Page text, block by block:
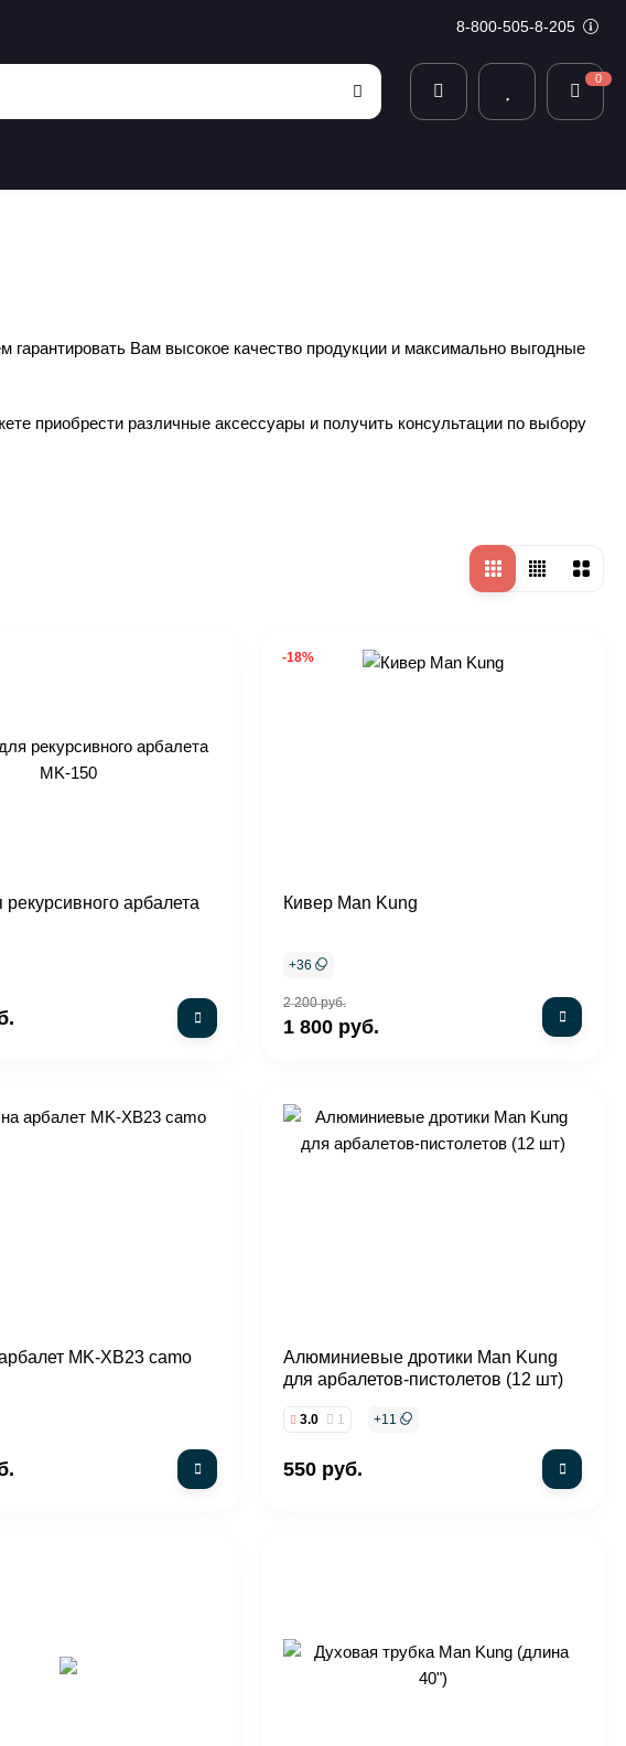
8-800-505-8-205
0
Вам высокое качество продукции и максимально выгодные
приобрести различные аксессуары и получить консультации по выбору
рекурсивного арбалета
-18%
Кивер Man Kung
+36
2 200 руб.
1 800 руб.
MK-XB23 camo
Алюминиевые дротики Man Kung
для арбалетов-пистолетов (12 шт)
3.0 1 +11
550 руб.